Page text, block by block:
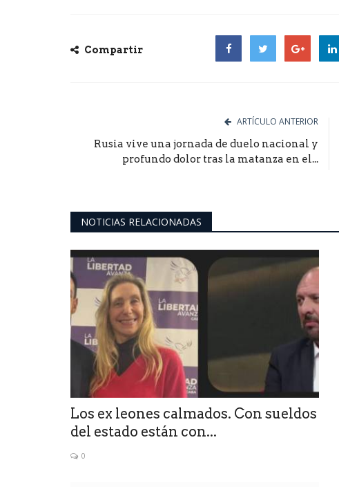
Compartir
ARTÍCULO ANTERIOR
Rusia vive una jornada de duelo nacional y
profundo dolor tras la matanza en el...
NOTICIAS RELACIONADAS
Los ex leones calmados. Con sueldos
del estado están con...
0
Política San Luis
Sosa: que suspenda las clases San
Luis, es él fracaso del...
0